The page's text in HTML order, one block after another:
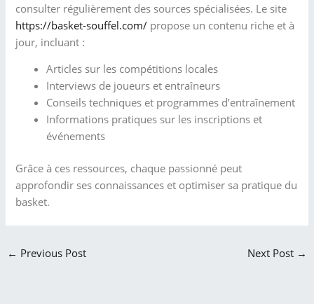
consulter régulièrement des sources spécialisées. Le site
https://basket-souffel.com/ propose un contenu riche et à
jour, incluant :
Articles sur les compétitions locales
Interviews de joueurs et entraîneurs
Conseils techniques et programmes d’entraînement
Informations pratiques sur les inscriptions et
événements
Grâce à ces ressources, chaque passionné peut
approfondir ses connaissances et optimiser sa pratique du
basket.
← Previous Post Next Post →